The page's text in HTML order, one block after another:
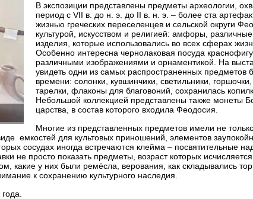
В экспозиции представлены предметы археологии,
период с VII в. до н. э. до II в. н. э. – более ста
жизнью греческих переселенцев и сельской округи
культурой, искусством и религией: амфоры,
изделия, которые использовались во всех сферах
Особенно интересна чернолаковая посуда
различными изображениями и орнаментикой. На
увидеть одни из самых распространенных предметов
времени: солонки, кувшинчики, светильники,
тарелки, флаконы для благовоний, сохранилась
Небольшой коллекцией представлены также монеты
царства, в состав которого входила Феодосия.
Многие из представленных предметов имели не
емкостей для культовых приношений, элементов
сосудах иногда встречаются клейма – посвятительные
не просто показать предметы, возраст которых
какие у них были ремёсла, верования, как складывались
к сохранению культурного наследия.